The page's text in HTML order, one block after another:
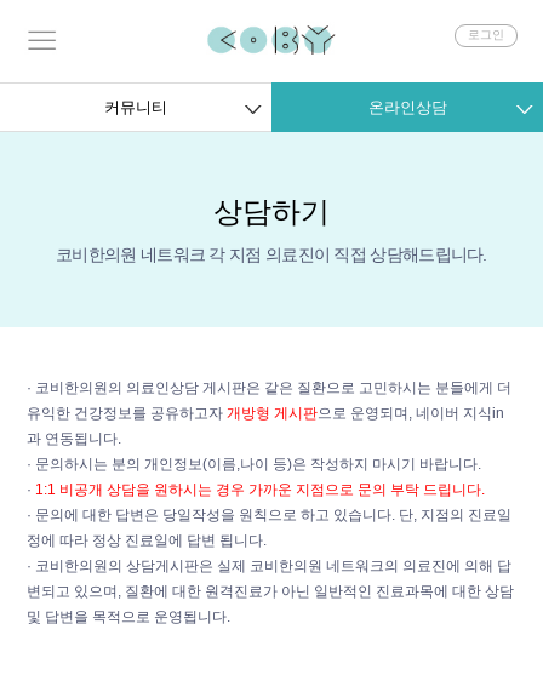
회로그인
커뮤니티 온라인상담
상담하기
코비한의원 네트워크 각 지점 의료진이 직접 상담해드립니다.
· 코비한의원의 의료인상담 게시판은 같은 질환으로 고민하시는 분들에게 더
유익한 건강정보를 공유하고자개방형 게시판으로 운영되며, 네이버 지식in
과 연동됩니다.
· 문의하시는 분의 개인정보(이름,나이 등)은 작성하지 마시기 바랍니다.
· 1:1 비공개 상담을 원하시는 경우 가까운 지점으로 문의 부탁 드립니다.
· 문의에 대한 답변은 당일작성을 원칙으로 하고 있습니다. 단, 지점의 진료일
정에 따라 정상 진료일에 답변 됩니다.
· 코비한의원의 상담게시판은 실제 코비한의원 네트워크의 의료진에 의해 답
변되고 있으며, 질환에 대한 원격진료가 아닌 일반적인 진료과목에 대한 상담
및 답변을 목적으로 운영됩니다.